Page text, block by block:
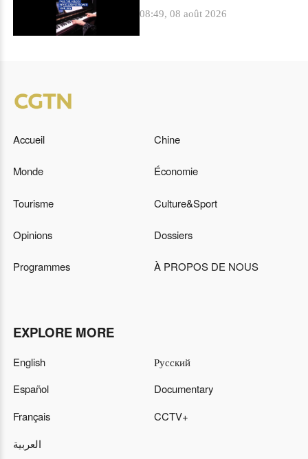
08:49, 08 août 2026
Accueil Chine
Monde Économie
Tourisme Culture&Sport
Opinions Dossiers
Programmes À PROPOS DE NOUS
EXPLORE MORE
English
Español
Français
العربية
Русский
Documentary
CCTV+